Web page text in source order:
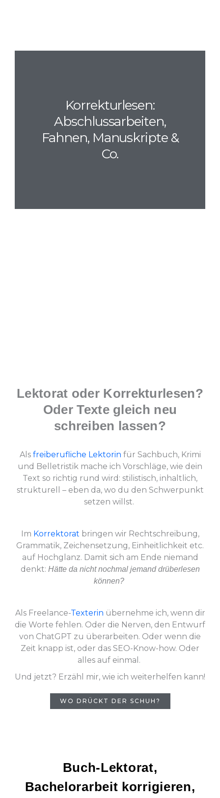
Korrekturlesen:
Abschlussarbeiten,
Fahnen, Manuskripte &
Co.
Lektorat oder Korrekturlesen?
Oder Texte gleich neu
schreiben lassen?
Alsfreiberufliche Lektorin für Sachbuch, Krimi
und Belletristik mache ich Vorschläge, wie dein
Text so richtig rund wird: stilistisch, inhaltlich,
strukturell – eben da, wo du den Schwerpunkt
setzen willst.
Im Korrektorat bringen wir Rechtschreibung,
Grammatik, Zeichensetzung, Einheitlichkeit etc.
auf Hochglanz. Damit sich am Ende niemand
denkt: Hätte da nicht nochmal jemand drüberlesen
können?
Als Freelance-Texterin übernehme ich, wenn dir
die Worte fehlen. Oder die Nerven, den Entwurf
von ChatGPT zu überarbeiten. Oder wenn die
Zeit knapp ist, oder das SEO-Know-how. Oder
alles auf einmal.
Und jetzt? Erzähl mir, wie ich weiterhelfen kann!
WO DRÜCKT DER SCHUH?
Buch-Lektorat,
Bachelorarbeit korrigieren,